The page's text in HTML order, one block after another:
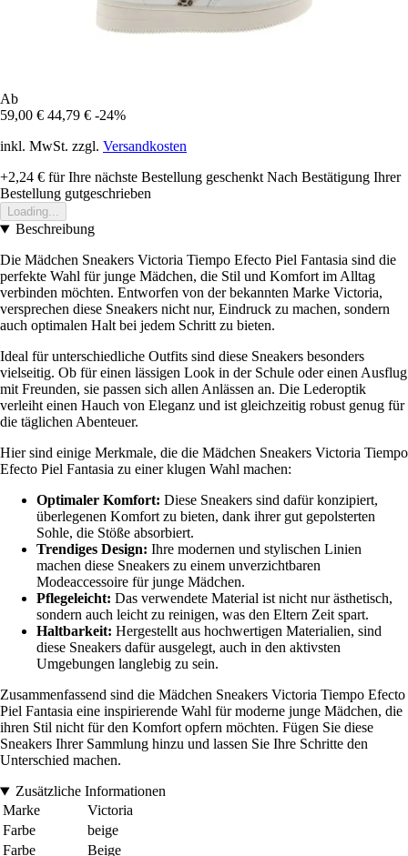
Ab
59,00 € 44,79 € -24%
inkl. MwSt. zzgl. Versandkosten
+2,24 € für Ihre nächste Bestellung geschenkt Nach Bestätigung Ihrer
Bestellung gutgeschrieben
Loading...
Beschreibung
Die Mädchen Sneakers Victoria Tiempo Efecto Piel Fantasia sind die
perfekte Wahl für junge Mädchen, die Stil und Komfort im Alltag
verbinden möchten. Entworfen von der bekannten Marke Victoria,
versprechen diese Sneakers nicht nur, Eindruck zu machen, sondern
auch optimalen Halt bei jedem Schritt zu bieten.
Ideal für unterschiedliche Outfits sind diese Sneakers besonders
vielseitig. Ob für einen lässigen Look in der Schule oder einen Ausflug
mit Freunden, sie passen sich allen Anlässen an. Die Lederoptik
verleiht einen Hauch von Eleganz und ist gleichzeitig robust genug für
die täglichen Abenteuer.
Hier sind einige Merkmale, die die Mädchen Sneakers Victoria Tiempo
Efecto Piel Fantasia zu einer klugen Wahl machen:
Optimaler Komfort: Diese Sneakers sind dafür konzipiert,
überlegenen Komfort zu bieten, dank ihrer gut gepolsterten
Sohle, die Stöße absorbiert.
Trendiges Design: Ihre modernen und stylischen Linien
machen diese Sneakers zu einem unverzichtbaren
Modeaccessoire für junge Mädchen.
Pflegeleicht: Das verwendete Material ist nicht nur ästhetisch,
sondern auch leicht zu reinigen, was den Eltern Zeit spart.
Haltbarkeit: Hergestellt aus hochwertigen Materialien, sind
diese Sneakers dafür ausgelegt, auch in den aktivsten
Umgebungen langlebig zu sein.
Zusammenfassend sind die Mädchen Sneakers Victoria Tiempo Efecto
Piel Fantasia eine inspirierende Wahl für moderne junge Mädchen, die
ihren Stil nicht für den Komfort opfern möchten. Fügen Sie diese
Sneakers Ihrer Sammlung hinzu und lassen Sie Ihre Schritte den
Unterschied machen.
Zusätzliche Informationen
Marke
Victoria
Farbe
beige
Farbe
Beige